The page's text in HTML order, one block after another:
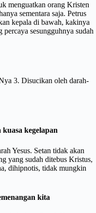
menguatkan orang Kristen
sementara saja. Petrus
kepala di bawah, kakinya
sesungguhnya sudah
3. Disucikan oleh darah-
kuasa kegelapan
Yesus. Setan tidak akan
yang sudah ditebus Kristus,
dihipnotis, tidak mungkin
kita